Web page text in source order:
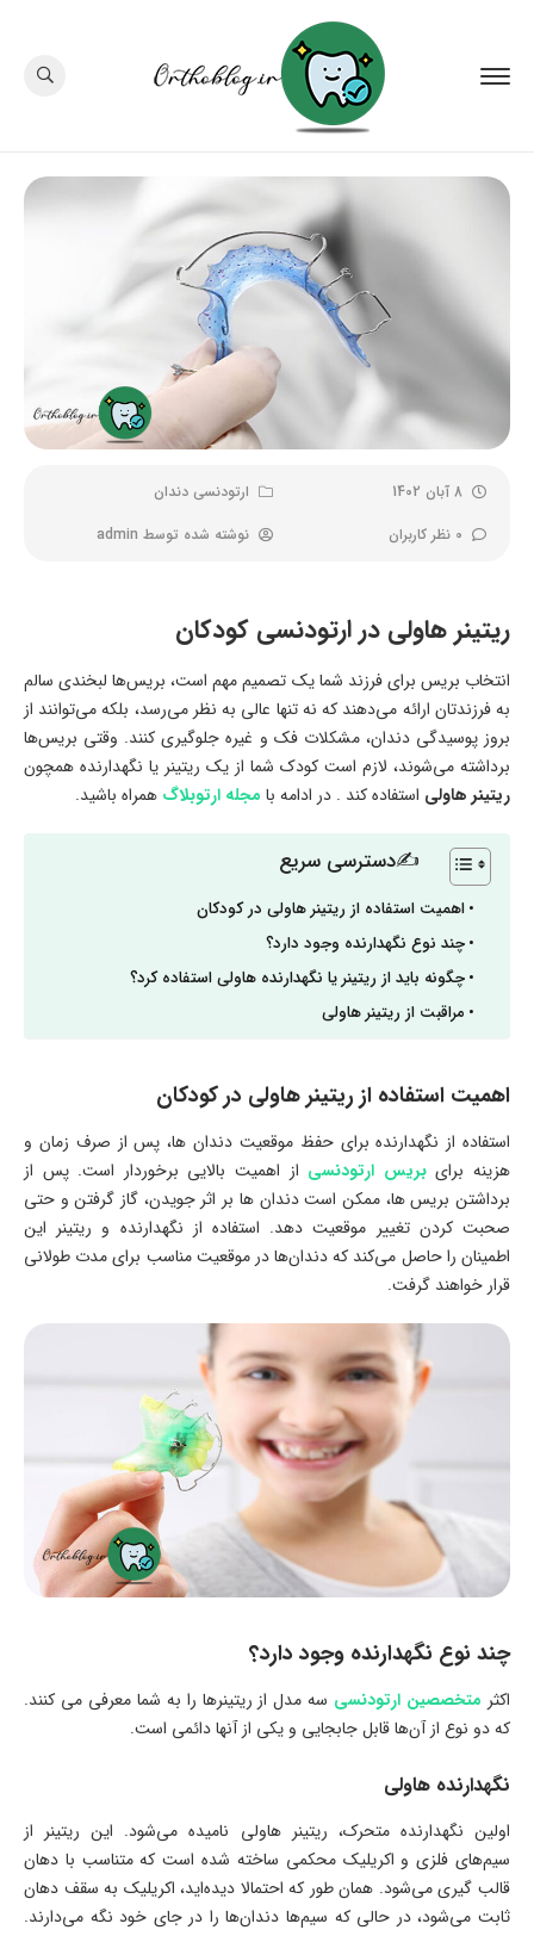
8 آبان 1402
ارتودنسی دندان
0 نظر کاربران
نوشته شده توسط admin
ریتینر هاولی در ارتودنسی کودکان
انتخاب بریس برای فرزند شما یک تصمیم مهم است، بریس‌ها لبخندی سالم
به فرزندتان ارائه می‌دهند که نه تنها عالی به نظر می‌رسد، بلکه می‌توانند از
بروز پوسیدگی دندان، مشکلات فک و غیره جلوگیری کنند. وقتی بریس‌ها
برداشته می‌شوند، لازم است کودک شما از یک ریتینر یا نگهدارنده همچون
ریتینر هاولی استفاده کند . در ادامه با مجله ارتوبلاگ همراه باشید.
✍دسترسی سریع
اهمیت استفاده از ریتینر هاولی در کودکان
چند نوع نگهدارنده وجود دارد؟
چگونه باید از ریتینر یا نگهدارنده هاولی استفاده کرد؟
مراقبت از ریتینر هاولی
اهمیت استفاده از ریتینر هاولی در کودکان
استفاده از نگهدارنده برای حفظ موقعیت دندان ها، پس از صرف زمان و
هزینه برایبریس ارتودنسی از اهمیت بالایی برخوردار است. پس از
برداشتن بریس ها، ممکن است دندان ها بر اثر جویدن، گاز گرفتن و حتی
صحبت کردن تغییر موقعیت دهد. استفاده از نگهدارنده و ریتینر این
اطمینان را حاصل می‌کند که دندان‌ها در موقعیت مناسب برای مدت طولانی
قرار خواهند گرفت.
چند نوع نگهدارنده وجود دارد؟
اکثر متخصصین ارتودنسی سه مدل از ریتینرها را به شما معرفی می کنند.
که دو نوع از آن‌ها قابل جابجایی و یکی از آنها دائمی است.
نگهدارنده هاولی
اولین نگهدارنده متحرک، ریتینر هاولی نامیده می‌شود. این ریتینر از
سیم‌های فلزی و اکریلیک محکمی ساخته شده است که متناسب با دهان
قالب گیری می‌شود. همان طور که احتمالا دیده‌اید، اکریلیک به سقف دهان
ثابت می‌شود، در حالی که سیم‌ها دندان‌ها را در جای خود نگه می‌دارند.